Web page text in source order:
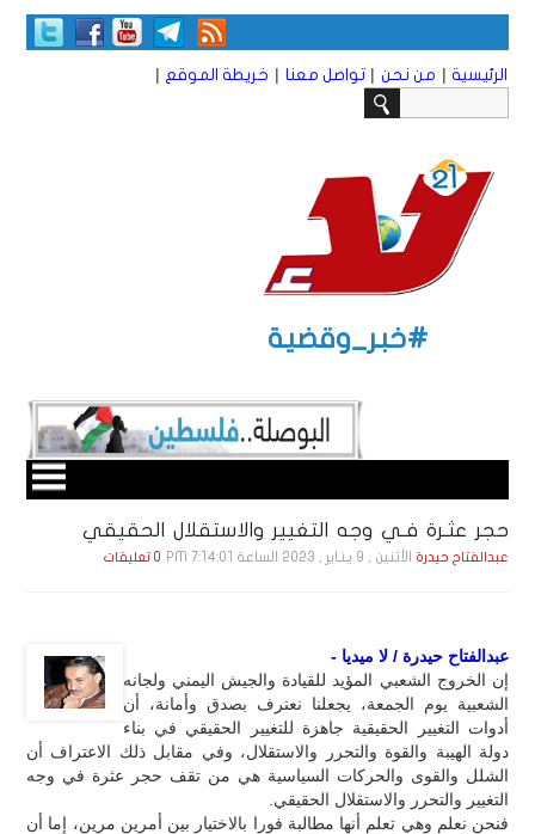
الرئيسية | من نحن | تواصل معنا | خريطة الموقع |
#خبر_وقضية
حجر عثـرة فـي وجه التغيير والاستقلال الحقيقي
عبدالفتاح حيدرة الأثنين , 9 يـنـاير , 2023 الساعة 7:14:01 PM 0 تعليقات
عبدالفتاح حيدرة / لا ميديا -
إن الخروج الشعبي المؤيد للقيادة والجيش اليمني ولجانه
الشعبية يوم الجمعة، يجعلنا نعترف بصدق وأمانة، أن
أدوات التغيير الحقيقية جاهزة للتغيير الحقيقي في بناء
دولة الهيبة والقوة والتحرر والاستقلال، وفي مقابل ذلك الاعتراف أن
الشلل والقوى والحركات السياسية هي من تقف حجر عثرة في وجه
التغيير والتحرر والاستقلال الحقيقي.
فنحن نعلم وهي تعلم أنها مطالبة فورا بالاختيار بين أمرين مرين، إما أن